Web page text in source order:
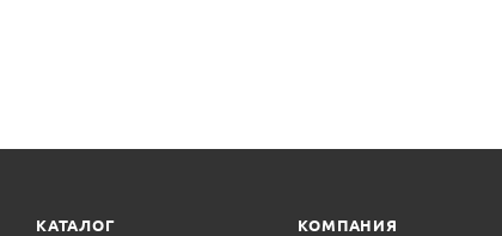
КАТАЛОГ КОМПАНИЯ